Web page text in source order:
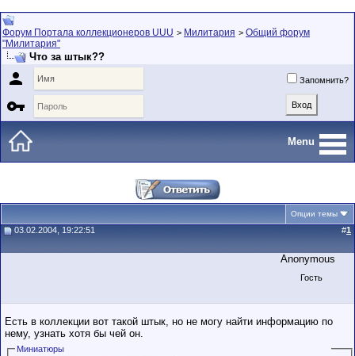
Форум Портала коллекционеров UUU > Милитария > Общий форум
"Милитария"
Что за штык??
 Запомнить?

Menu
Опции темы
03.02.2004, 19:22:51 #1
Anonymous
Гость
Есть в коллекции вот такой штык, но не могу найти информацию по
нему, узнать хотя бы чей он.
Миниатюры